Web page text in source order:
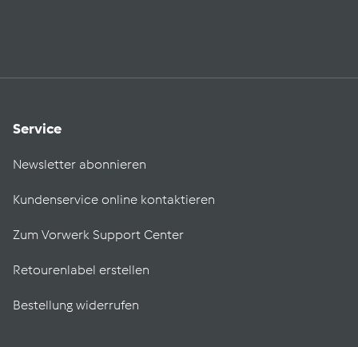
Service
Newsletter abonnieren
Kundenservice online kontaktieren
Zum Vorwerk Support Center
Retourenlabel erstellen
Bestellung widerrufen